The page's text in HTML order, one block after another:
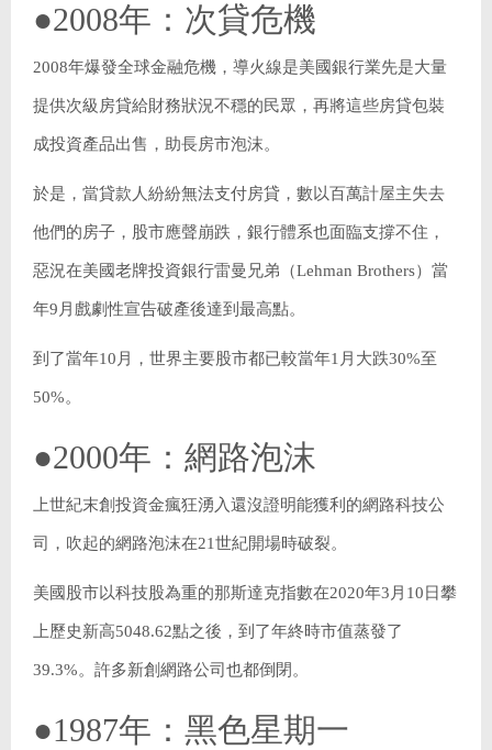
●2008年：次貸危機
2008年爆發全球金融危機，導火線是美國銀行業先是大量
提供次級房貸給財務狀況不穩的民眾，再將這些房貸包裝
成投資產品出售，助長房市泡沫。
於是，當貸款人紛紛無法支付房貸，數以百萬計屋主失去
他們的房子，股市應聲崩跌，銀行體系也面臨支撐不住，
惡況在美國老牌投資銀行雷曼兄弟（Lehman Brothers）當
年9月戲劇性宣告破產後達到最高點。
到了當年10月，世界主要股市都已較當年1月大跌30%至
50%。
●2000年：網路泡沫
上世紀末創投資金瘋狂湧入還沒證明能獲利的網路科技公
司，吹起的網路泡沫在21世紀開場時破裂。
美國股市以科技股為重的那斯達克指數在2020年3月10日攀
上歷史新高5048.62點之後，到了年終時市值蒸發了
39.3%。許多新創網路公司也都倒閉。
●1987年：黑色星期一